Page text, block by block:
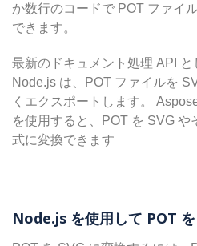
か数行のコードで POT ファイ
できます。
最新のドキュメント処理 API
Node.js は、POT ファイルを
くエクスポートします。
を使用すると、POT を SVG
式に変換できます
Node.js を使用して POT